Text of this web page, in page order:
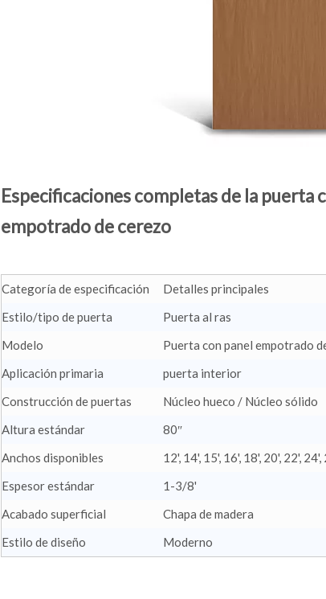
Especificaciones completas de la puerta
empotrado de cerezo
Categoría de especificación
Detalles principales
Estilo/tipo de puerta
Puerta al ras
Modelo
Puerta con panel empotrado
Aplicación primaria
puerta interior
Construcción de puertas
Núcleo hueco / Núcleo sólido
Altura estándar
80″
Anchos disponibles
12', 14', 15', 16', 18', 20', 22',
Espesor estándar
1-3/8'
Acabado superficial
Chapa de madera
Estilo de diseño
Moderno